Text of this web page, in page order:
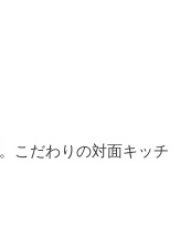
こだわりの対面キッチ